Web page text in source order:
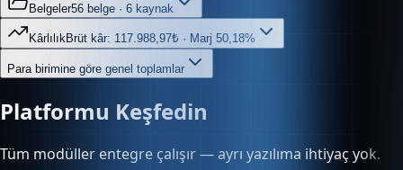
Belgeler56 belge · 6 kaynak
Kârlılık Brüt kâr: 117.988,97₺ · Marj 50,18%
Para birimine göre genel toplamlar
Platformu Keşfedin
Tüm modüller entegre çalışır — ayrı yazılıma ihtiyaç yok.